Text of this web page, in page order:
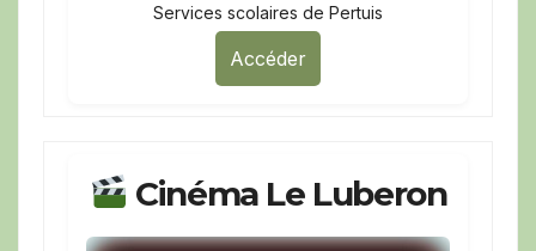
Services scolaires de Pertuis
Accéder
Cinéma Le Luberon